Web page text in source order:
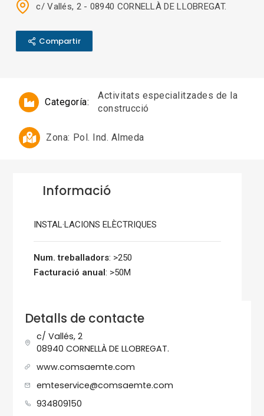
c/ Vallés, 2 - 08940 CORNELLÀ DE LLOBREGAT.
Compartir
Categoría:
Activitats especialitzades de la
construcció
Zona: Pol. Ind. Almeda
Informació
INSTAL·LACIONS ELÈCTRIQUES
Num. treballadors: >250
Facturació anual: >50M
Detalls de contacte
c/ Vallés, 2
08940 CORNELLÀ DE LLOBREGAT.
www.comsaemte.com
emteservice@comsaemte.com
934809150